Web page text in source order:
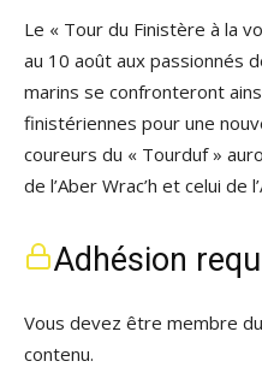
Le « Tour du Finistère à la
au 10 août aux passionnés
marins se confronteront
finistériennes pour une
coureurs du « Tourduf »
de l’Aber Wrac’h et celui de
Adhésion
Vous devez être membre
contenu.